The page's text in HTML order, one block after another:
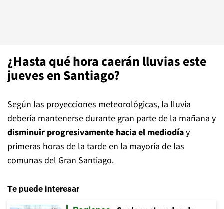
¿Hasta qué hora caerán lluvias este
jueves en Santiago?
Según las proyecciones meteorológicas, la lluvia
debería mantenerse durante gran parte de la mañana y
disminuir progresivamente hacia el mediodíay
primeras horas de la tarde en la mayoría de las
comunas del Gran Santiago.
Te puede interesar